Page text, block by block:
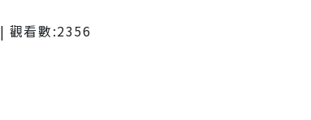
| 觀看數:2356